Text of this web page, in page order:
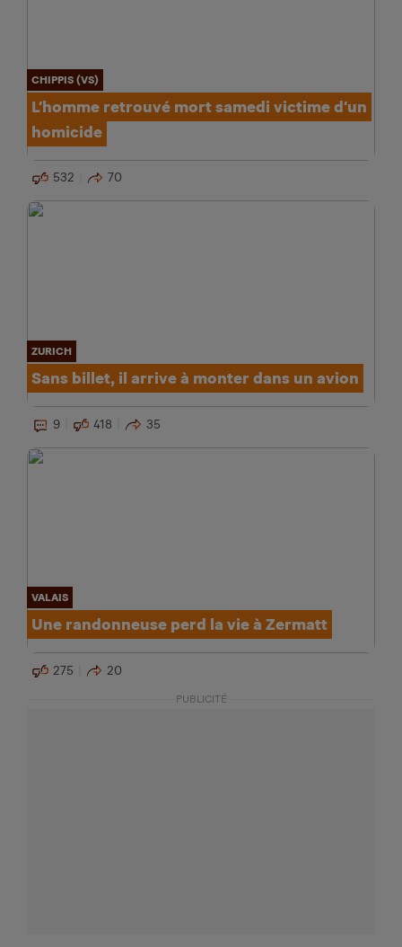
CHIPPIS (VS)
L’homme retrouvé mort samedi victime d’un
homicide
532 70
ZURICH
Sans billet, il arrive à monter dans un avion
9 418 35
VALAIS
Une randonneuse perd la vie à Zermatt
275 20
PUBLICITÉ